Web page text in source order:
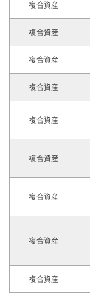
複合資産
複合資産
複合資産
複合資産
複合資産
複合資産
複合資産
複合資産
複合資産